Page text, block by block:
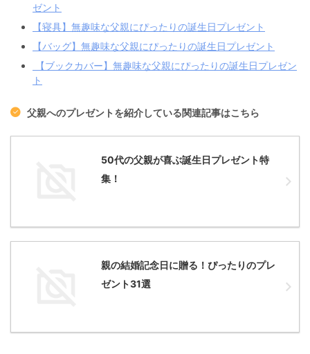
ゼント
【寝具】無趣味な父親にぴったりの誕生日プレゼント
【バッグ】無趣味な父親にぴったりの誕生日プレゼント
【ブックカバー】無趣味な父親にぴったりの誕生日プレゼン
ト
父親へのプレゼントを紹介している関連記事はこちら
50代の父親が喜ぶ誕生日プレゼント特
集！
親の結婚記念日に贈る！ぴったりのプレ
ゼント31選